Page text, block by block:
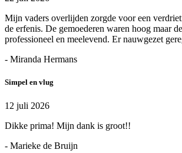
Mijn vaders overlijden zorgde voor een
de erfenis. De gemoederen waren hoog maar
professioneel en meelevend. Er nauwgezet
- Miranda Hermans
Simpel en vlug
12 juli 2026
Dikke prima! Mijn dank is groot!!
- Marieke de Bruijn